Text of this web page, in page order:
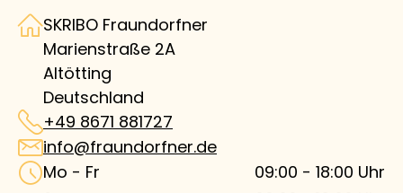
SKRIBO Fraundorfner
Marienstraße 2A
Altötting
Deutschland
+49 8671 881727
info@fraundorfner.de
Mo - Fr
09:00 - 18:00 Uhr